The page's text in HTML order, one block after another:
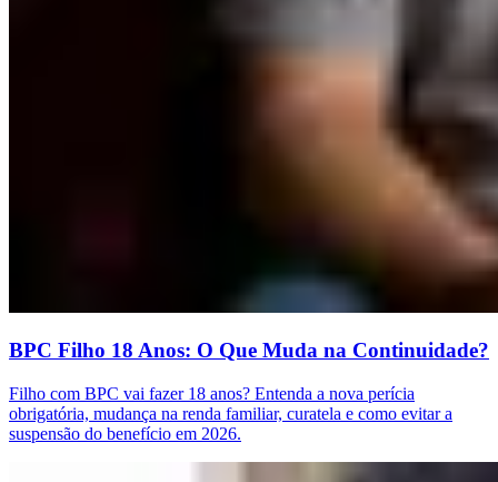
BPC Filho 18 Anos: O Que Muda na Continuidade?
Filho com BPC vai fazer 18 anos? Entenda a nova perícia
obrigatória, mudança na renda familiar, curatela e como evitar a
suspensão do benefício em 2026.